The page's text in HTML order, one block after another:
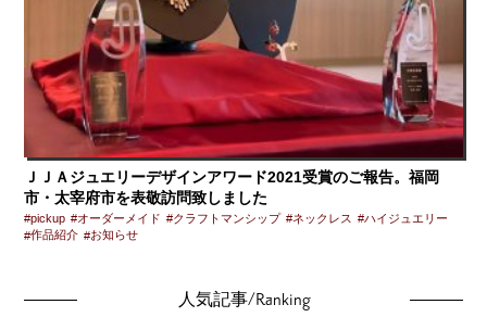
ＪＪＡジュエリーデザインアワード2021受賞のご報告。福岡
市・太宰府市を表敬訪問致しました
pickup オーダーメイド クラフトマンシップ ネックレス
ハイジュエリー
作品紹介
お知らせ
人気記事/Ranking